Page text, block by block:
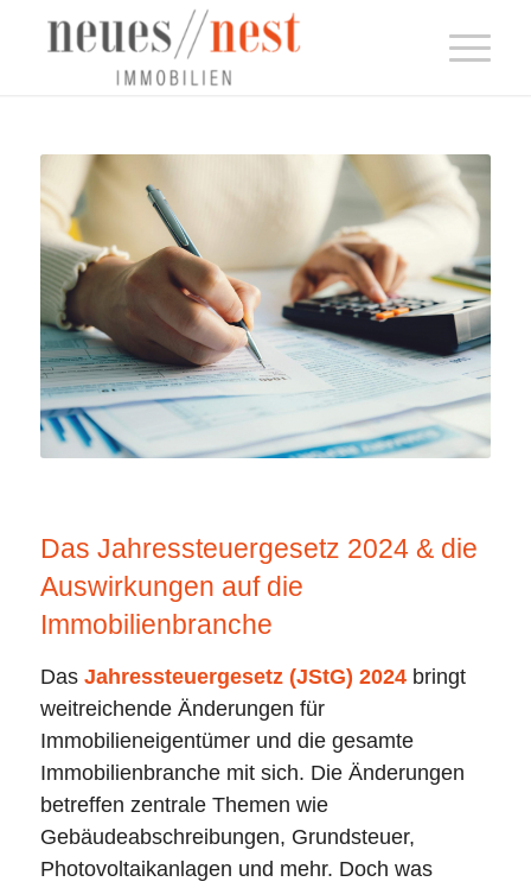
Das Jahressteuergesetz 2024 & die
Auswirkungen auf die
Immobilienbranche
Das Jahressteuergesetz (JStG) 2024bringt
weitreichende Änderungen für
Immobilieneigentümer und die gesamte
Immobilienbranche mit sich. Die Änderungen
betreffen zentrale Themen wie
Gebäudeabschreibungen, Grundsteuer,
Photovoltaikanlagen und mehr. Doch was